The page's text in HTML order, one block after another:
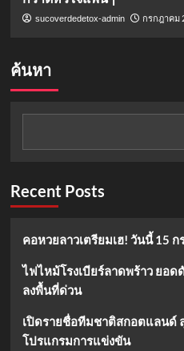
sucoverdedetox-admin กรกฎาคม
ค้นหา
Recent Posts
คอหวยลาวเตรียมเฮ! วันนี้ 15
ไฟไหม้โรงเบียร์ลาดพร้าว ยอด
ลงพื้นที่ด่วน
เปิดรายชื่อทีมชาติสกอตแลนด์
โปรแกรมการแข่งขัน